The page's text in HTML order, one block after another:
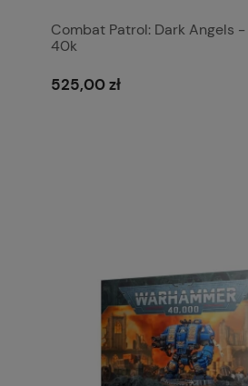
Combat Patrol: Dark Angels
40k
525,00 zł